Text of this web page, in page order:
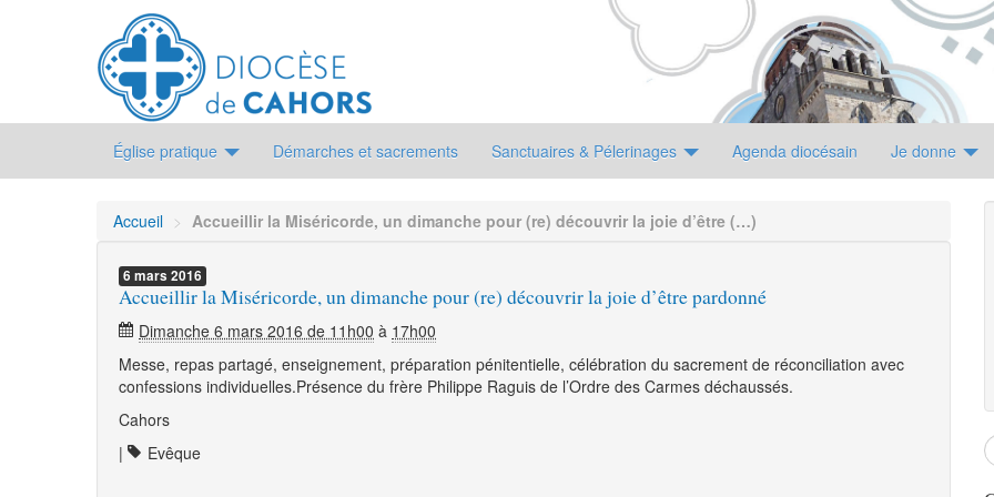
Église pratique Démarches et sacrements Sanctuaires & Pélerinages Agenda diocésain Je donne
Accueil > Accueillir la Miséricorde, un dimanche pour (re) découvrir la joie d’être (…)
6 mars 2016
Accueillir la Miséricorde, un dimanche pour (re) découvrir la joie d’être pardonné
Dimanche 6 mars 2016 de 11h00 à 17h00
Messe, repas partagé, enseignement, préparation pénitentielle, célébration du sacrement de réconciliation avec
confessions individuelles.Présence du frère Philippe Raguis de l’Ordre des Carmes déchaussés.
Cahors
|
Evêque